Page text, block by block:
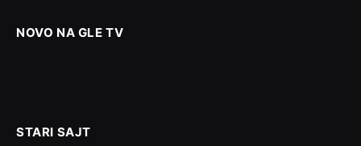
NOVO NA GLE TV
STARI SAJT